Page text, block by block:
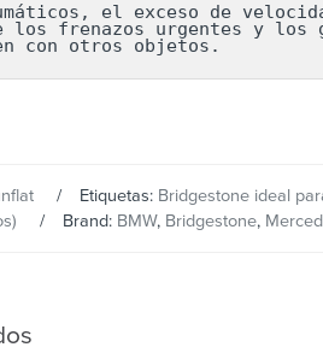
el exceso de
los frenazos urgentes y los
con otros objetos.
Etiquetas: Bridgestone ideal
Brand: BMW, Bridgestone,